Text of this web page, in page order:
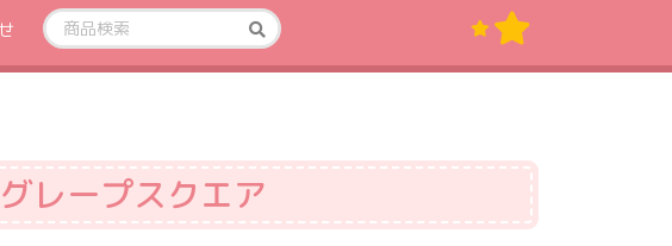
レープスクエア